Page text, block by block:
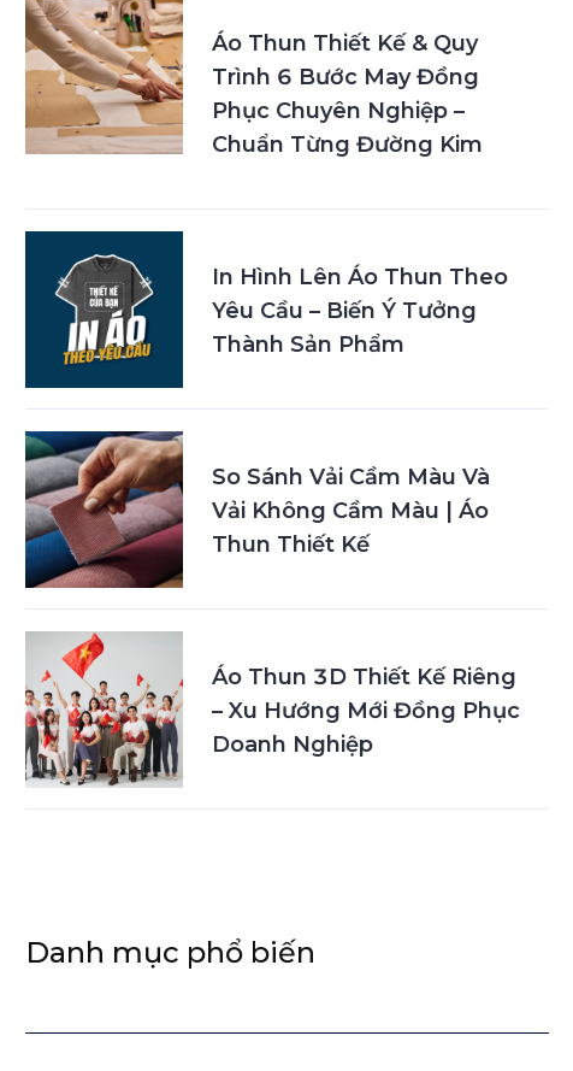
Áo Thun Thiết Kế & Quy
Trình 6 Bước May Đồng
Phục Chuyên Nghiệp –
Chuẩn Từng Đường Kim
In Hình Lên Áo Thun Theo
Yêu Cầu – Biến Ý Tưởng
Thành Sản Phẩm
So Sánh Vải Cầm Màu Và
Vải Không Cầm Màu | Áo
Thun Thiết Kế
Áo Thun 3D Thiết Kế Riêng
– Xu Hướng Mới Đồng Phục
Doanh Nghiệp
Danh mục phổ biến